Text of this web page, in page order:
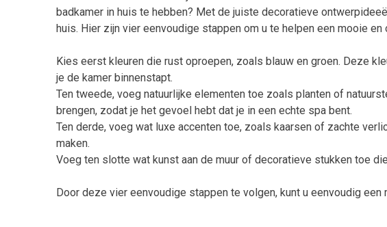
badkamer in huis te hebben? Met de juiste decoratieve
huis. Hier zijn vier eenvoudige stappen om u te helpen een mooie
Kies eerst kleuren die rust oproepen, zoals blauw en groen. Deze
je de kamer binnenstapt.
Ten tweede, voeg natuurlijke elementen toe zoals planten of
brengen, zodat je het gevoel hebt dat je in een echte spa bent.
Ten derde, voeg wat luxe accenten toe, zoals kaarsen of zachte
maken.
Voeg ten slotte wat kunst aan de muur of decoratieve stukken toe
Door deze vier eenvoudige stappen te volgen, kunt u eenvoudig